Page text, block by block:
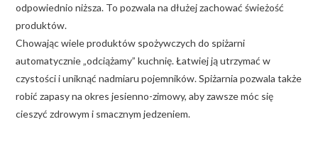
odpowiednio niższa. To pozwala na dłużej zachować świeżość
produktów.
Chowając wiele produktów spożywczych do spiżarni
automatycznie „odciążamy” kuchnię. Łatwiej ją utrzymać w
czystości i uniknąć nadmiaru pojemników. Spiżarnia pozwala także
robić zapasy na okres jesienno-zimowy, aby zawsze móc się
cieszyć zdrowym i smacznym jedzeniem.